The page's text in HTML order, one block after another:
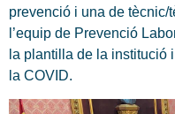
prevenció i una de tècnic/
l’equip de Prevenció
la plantilla de la institució
la COVID.